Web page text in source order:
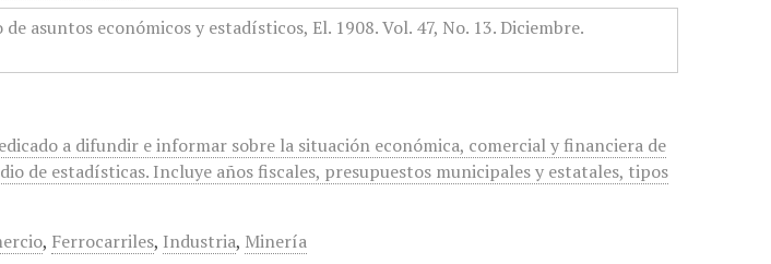
a difundir e informar sobre la situación económica, comercial y financiera de
de estadísticas. Incluye años fiscales, presupuestos municipales y estatales, tipos
, Ferrocarriles, Industria, Minería